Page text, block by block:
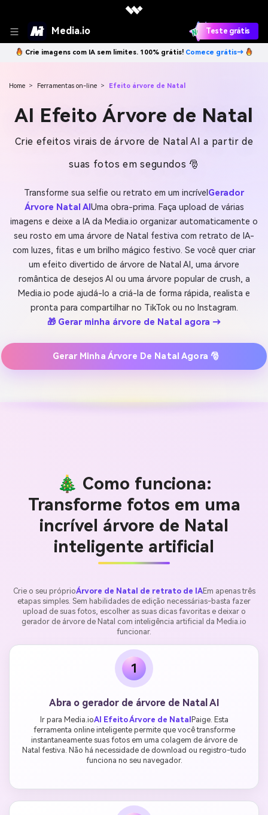
Media.io Teste grátis
Crie imagens com IA sem limites. 100% grátis! Comece grátis→
Home > Ferramentas on-line > Efeito árvore de Natal
AI Efeito Árvore de Natal
Crie efeitos virais de árvore de Natal AI a partir de
suas fotos em segundos 🎅
Transforme sua selfie ou retrato em um incrível Gerador
Árvore Natal AI Uma obra-prima. Faça upload de várias
imagens e deixe a IA da Media.io organizar automaticamente o
seu rosto em uma árvore de Natal festiva com retrato de IA-
com luzes, fitas e um brilho mágico festivo. Se você quer criar
um efeito divertido de árvore de Natal AI, uma árvore
romântica de desejos AI ou uma árvore popular de crush, a
Media.io pode ajudá-lo a criá-la de forma rápida, realista e
pronta para compartilhar no TikTok ou no Instagram.
🎁 Gerar minha árvore de Natal agora →
Gerar Minha Árvore De Natal Agora 🎅
🎄 Como funciona:
Transforme fotos em uma
incrível árvore de Natal
inteligente artificial
Crie o seu próprioÁrvore de Natal de retrato de IAEm apenas três
etapas simples. Sem habilidades de edição necessárias-basta fazer
upload de suas fotos, escolher as suas dicas favoritas e deixar o
gerador de árvore de Natal com inteligência artificial da Media.io
funcionar.
1
Abra o gerador de árvore de Natal AI
Ir para Media.ioAI Efeito Árvore de Natal Paige. Esta
ferramenta online inteligente permite que você transforme
instantaneamente suas fotos em uma colagem de árvore de
Natal festiva. Não há necessidade de download ou registro-tudo
funciona no seu navegador.